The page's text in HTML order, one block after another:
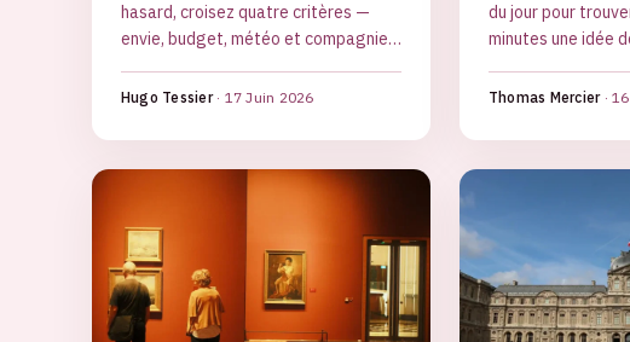
hasard, croisez quatre critères —
envie, budget, météo et compagnie
week-end qui vous convient. Nature,
et options de dernière minute.
Hugo Tessier · 17 Juin 2026
du jour pour
minutes une idée
Thomas Mercier ·